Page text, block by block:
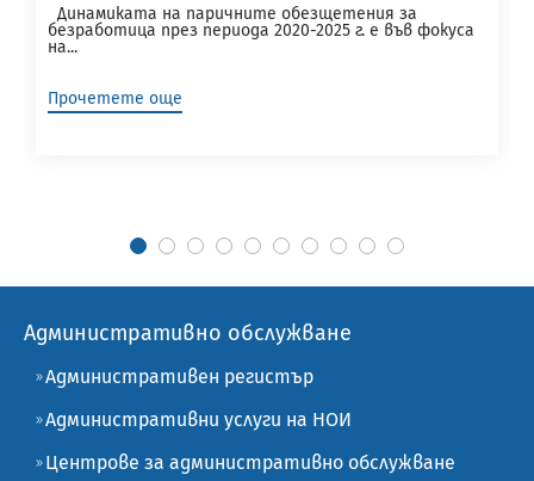
Динамиката на паричните обезщетения за
безработица през периода 2020-2025 г. е във фокуса
на...
Прочетете още
Административно обслужване
Административен регистър
Административни услуги на НОИ
Центрове за административно обслужване